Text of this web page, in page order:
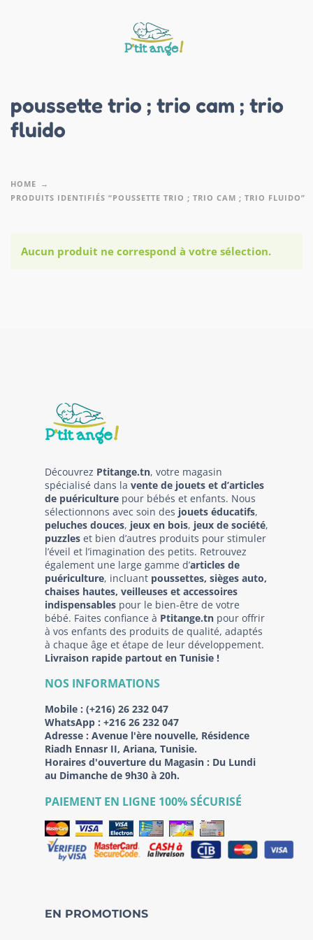
poussette trio ; trio cam ; trio
fluido
HOME
PRODUITS IDENTIFIÉS “POUSSETTE TRIO ; TRIO CAM ; TRIO FLUIDO”
Aucun produit ne correspond à votre sélection.
Découvrez Ptitange.tn, votre magasin
spécialisé dans la vente de jouets et d’articles
de puériculture pour bébés et enfants. Nous
sélectionnons avec soin des jouets éducatifs,
peluches douces, jeux en bois, jeux de société,
puzzles et bien d’autres produits pour stimuler
l’éveil et l’imagination des petits. Retrouvez
également une large gamme d’articles de
puériculture, incluant poussettes, sièges auto,
chaises hautes, veilleuses et accessoires
indispensables pour le bien-être de votre
bébé. Faites confiance à Ptitange.tn pour offrir
à vos enfants des produits de qualité, adaptés
à chaque âge et étape de leur développement.
Livraison rapide partout en Tunisie !
NOS INFORMATIONS
Mobile : (+216) 26 232 047
WhatsApp : +216 26 232 047
Adresse : Avenue l'ère nouvelle, Résidence
Riadh Ennasr II, Ariana, Tunisie.
Horaires d'ouverture du Magasin : Du Lundi
au Dimanche de 9h30 à 20h.
PAIEMENT EN LIGNE 100% SÉCURISÉ
EN PROMOTIONS